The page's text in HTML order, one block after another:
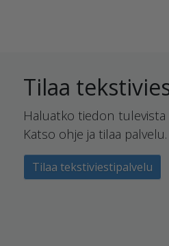
Tilaa
Haluatko tiedon
Katso ohje ja tilaa palvelu.
Tilaa tekstiviestipalvelu